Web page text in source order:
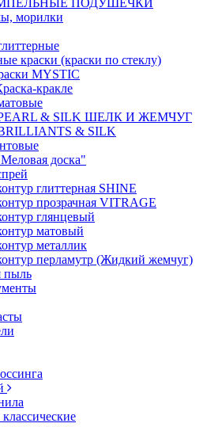
ПОДУШЕЧКИ
морилки
краски (краски по стеклу)
MYSTIC
кракле
PEARL & SILK ШЕЛК И ЖЕМЧУГ
& SILK
доска"
глиттерная SHINE
прозрачная VITRAGE
глянцевый
матовый
металлик
перламутр (Жидкий жемчуг)
пыль